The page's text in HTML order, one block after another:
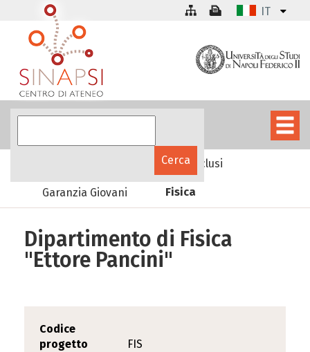
IT
Progetti conclusi
Garanzia Giovani Fisica
Dipartimento di Fisica
"Ettore Pancini"
Codice
progetto
FIS